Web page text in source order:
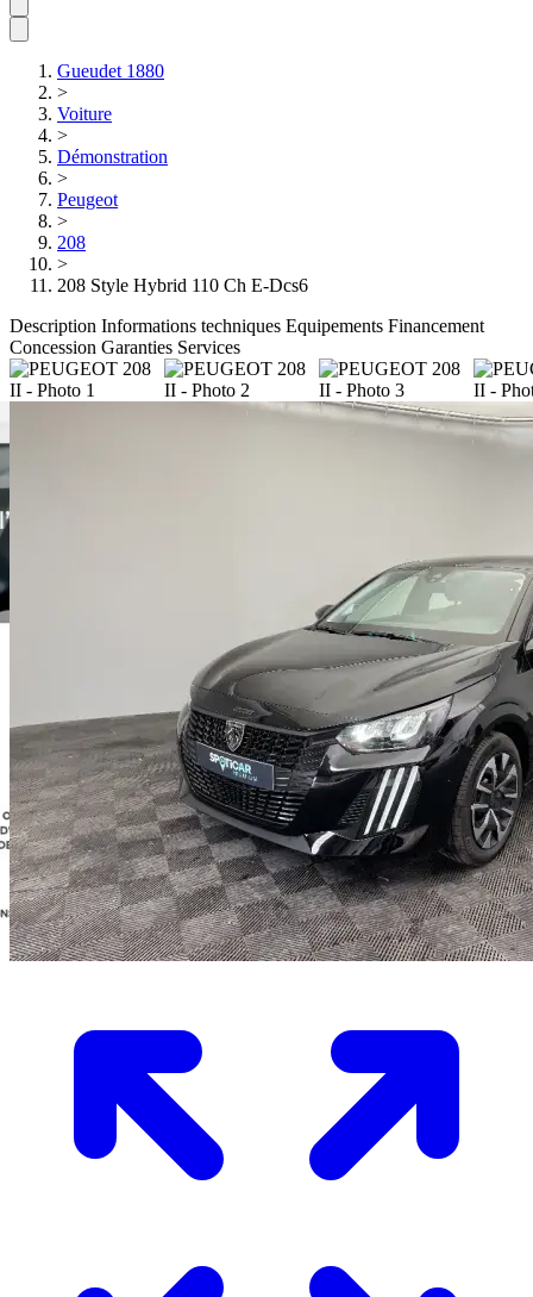
Gueudet 1880
>
Voiture
>
Démonstration
>
Peugeot
>
208
>
208 Style Hybrid 110 Ch E-Dcs6
Description Informations techniques Equipements Financement
Concession Garanties Services